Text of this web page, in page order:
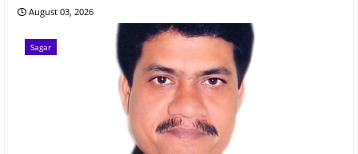
August 03, 2026
Sagar